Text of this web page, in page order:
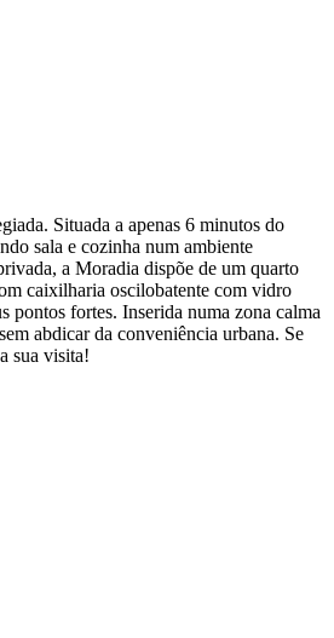
Situada a apenas 6 minutos do
sala e cozinha num ambiente
a Moradia dispõe de um quarto
caixilharia oscilobatente com vidro
pontos fortes. Inserida numa zona calma
abdicar da conveniência urbana. Se
sua visita!